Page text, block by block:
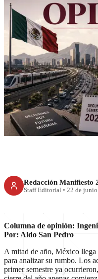
México, a
Redacción Manifiesto
Staff Editorial • 22 de
Columna de opinión:
Por: Aldo San Pedro
A mitad de año, México llega
para analizar su rumbo. Los
primer semestre ya